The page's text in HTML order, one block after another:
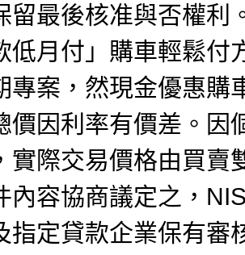
留最後核准與否權利
低月付」購車輕鬆付
專案，然現金優惠購
價因利率有價差。因
實際交易價格由買賣
內容協商議定之，
指定貸款企業保有審